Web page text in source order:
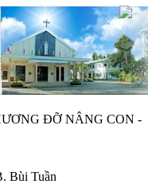
ĐỠ NÂNG CON -
Bùi Tuần